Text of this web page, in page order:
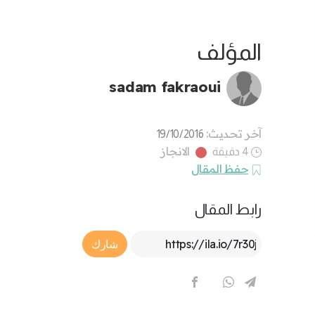
المؤلف
sadam fakraoui
آخر تحديث: 19/10/2016
4 دقيقة
الانجاز
حفظ المقال
رابط المقال
Article Link
شارك